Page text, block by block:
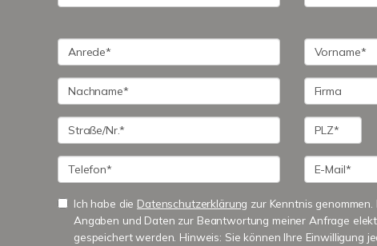
Ich habe die Datenschutzerklärung zur Kenntnis
Angaben und Daten zur Beantwortung meiner Anfrage
gespeichert werden. Hinweis: Sie können Ihre Einwilligung